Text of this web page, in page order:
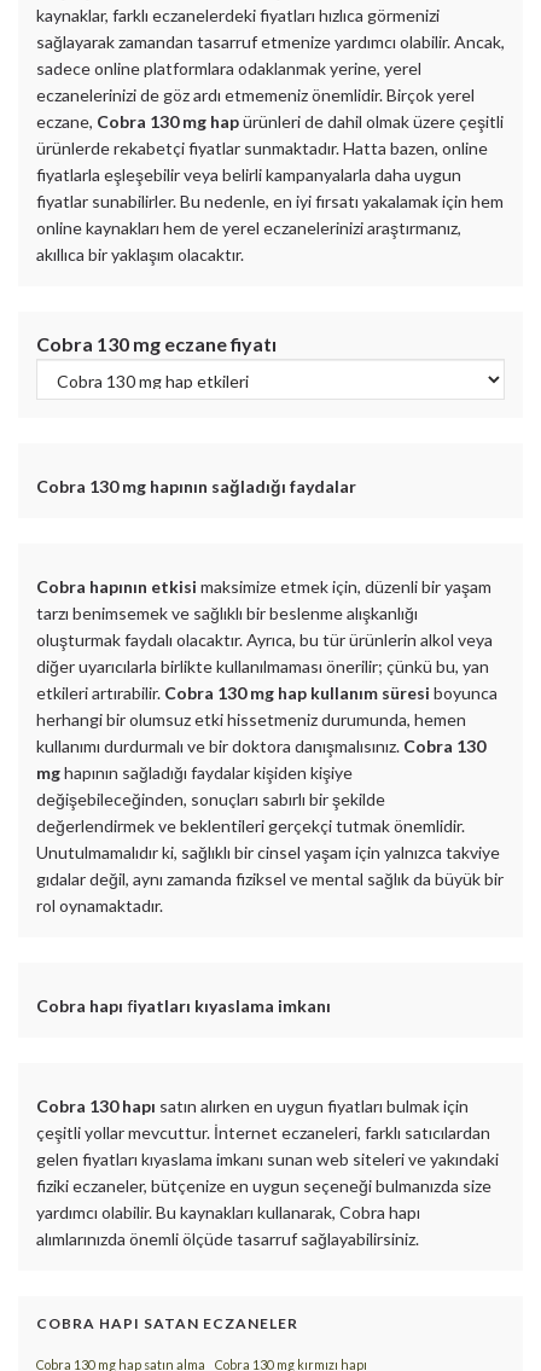
kaynaklar, farklı eczanelerdeki fiyatları hızlıca görmenizi
sağlayarak zamandan tasarruf etmenize yardımcı olabilir. Ancak,
sadece online platformlara odaklanmak yerine, yerel
eczanelerinizi de göz ardı etmemeniz önemlidir. Birçok yerel
eczane, Cobra 130 mg hapürünleri de dahil olmak üzere çeşitli
ürünlerde rekabetçi fiyatlar sunmaktadır. Hatta bazen, online
fiyatlarla eşleşebilir veya belirli kampanyalarla daha uygun
fiyatlar sunabilirler. Bu nedenle, en iyi fırsatı yakalamak için hem
online kaynakları hem de yerel eczanelerinizi araştırmanız,
akıllıca bir yaklaşım olacaktır.
Cobra 130 mg eczane fiyatı
Cobra 130 mg hapının sağladığı faydalar
Cobra hapının etkisi maksimize etmek için, düzenli bir yaşam
tarzı benimsemek ve sağlıklı bir beslenme alışkanlığı
oluşturmak faydalı olacaktır. Ayrıca, bu tür ürünlerin alkol veya
diğer uyarıcılarla birlikte kullanılmaması önerilir; çünkü bu, yan
etkileri artırabilir. Cobra 130 mg hap kullanım süresi boyunca
herhangi bir olumsuz etki hissetmeniz durumunda, hemen
kullanımı durdurmalı ve bir doktora danışmalısınız. Cobra 130
mghapının sağladığı faydalar kişiden kişiye
değişebileceğinden, sonuçları sabırlı bir şekilde
değerlendirmek ve beklentileri gerçekçi tutmak önemlidir.
Unutulmamalıdır ki, sağlıklı bir cinsel yaşam için yalnızca takviye
gıdalar değil, aynı zamanda fiziksel ve mental sağlık da büyük bir
rol oynamaktadır.
Cobra hapı fiyatları kıyaslama imkanı
Cobra 130 hapı satın alırken en uygun fiyatları bulmak için
çeşitli yollar mevcuttur. İnternet eczaneleri, farklı satıcılardan
gelen fiyatları kıyaslama imkanı sunan web siteleri ve yakındaki
fiziki eczaneler, bütçenize en uygun seçeneği bulmanızda size
yardımcı olabilir. Bu kaynakları kullanarak, Cobra hapı
alımlarınızda önemli ölçüde tasarruf sağlayabilirsiniz.
COBRA HAPI SATAN ECZANELER
Cobra 130 mg hap satın alma Cobra 130 mg kırmızı hapı